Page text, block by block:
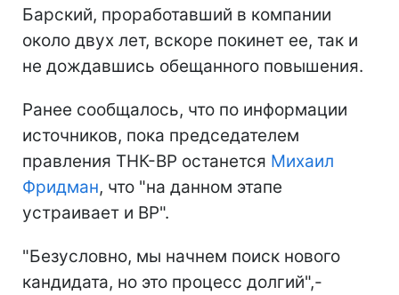
Барский, проработавший в компании
около двух лет, вскоре покинет ее, так и
не дождавшись обещанного повышения.
Ранее сообщалось, что по информации
источников, пока председателем
правления ТНК-ВР останется Михаил
Фридман, что "на данном этапе
устраивает и ВР".
"Безусловно, мы начнем поиск нового
кандидата, но это процесс долгий",-